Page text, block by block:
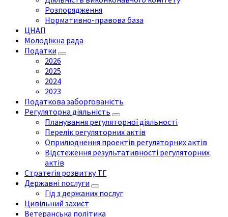
Розпорядження
Нормативно-правова база
ЦНАП
Молодіжна рада
Податки
2026
2025
2024
2023
Податкова заборгованість
Регуляторна діяльність
Планування регуляторної діяльності
Перелік регуляторних актів
Оприлюднення проектів регуляторних актів
Відстеження результативності регуляторних
актів
Стратегія розвитку ТГ
Державні послуги
Гід з держаних послуг
Цивільний захист
Ветеранська політика